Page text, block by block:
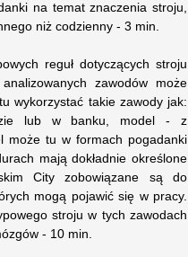
na temat znaczenia stroju,
niż codzienny - 3 min.
reguł dotyczących stroju
zawodów może
wykorzystać takie zawody jak:
lub w banku, model - z
może tu w formach pogadanki
mają dokładnie określone
City zobowiązane są do
mogą pojawić się w pracy.
stroju w tych zawodach
- 10 min.